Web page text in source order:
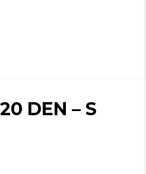
DEN – S